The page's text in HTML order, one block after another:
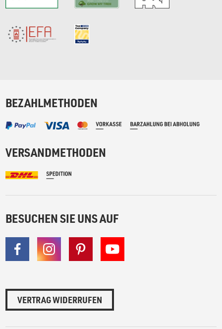
BEZAHLMETHODEN
VERSANDMETHODEN
BESUCHEN SIE UNS AUF
VERTRAG WIDERRUFEN